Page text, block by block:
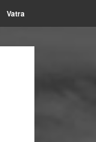
Vatra